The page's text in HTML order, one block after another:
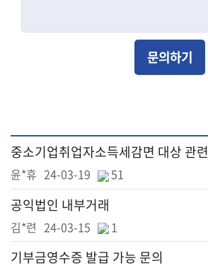
문의하기
중소기업취업자소득세감면 대상 관련
윤*휴 24-03-19 51
공익법인 내부거래
김*련 24-03-15 1
기부금영수증 발급 가능 문의